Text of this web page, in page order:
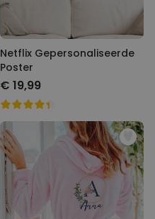
Netflix Gepersonaliseerde
Poster
€ 19,99